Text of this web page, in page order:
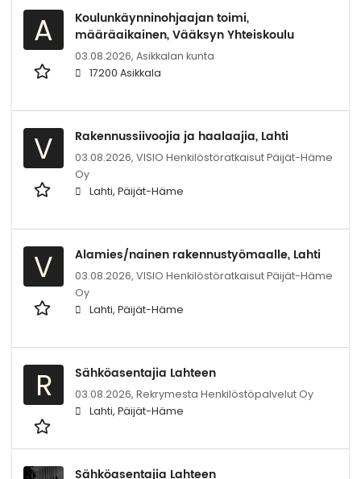
A
Koulunkäynninohjaajan toimi,
määräaikainen, Vääksyn Yhteiskoulu
03.08.2026, Asikkalan kunta
17200 Asikkala
V Rakennussiivoojia ja haalaajia, Lahti
03.08.2026, VISIO Henkilöstöratkaisut Päijät-Häme
Oy
Lahti, Päijät-Häme
V Alamies/nainen rakennustyömaalle, Lahti
03.08.2026, VISIO Henkilöstöratkaisut Päijät-Häme
Oy
Lahti, Päijät-Häme
R Sähköasentajia Lahteen
03.08.2026, Rekrymesta Henkilöstöpalvelut Oy
Lahti, Päijät-Häme
Sähköasentajia Lahteen